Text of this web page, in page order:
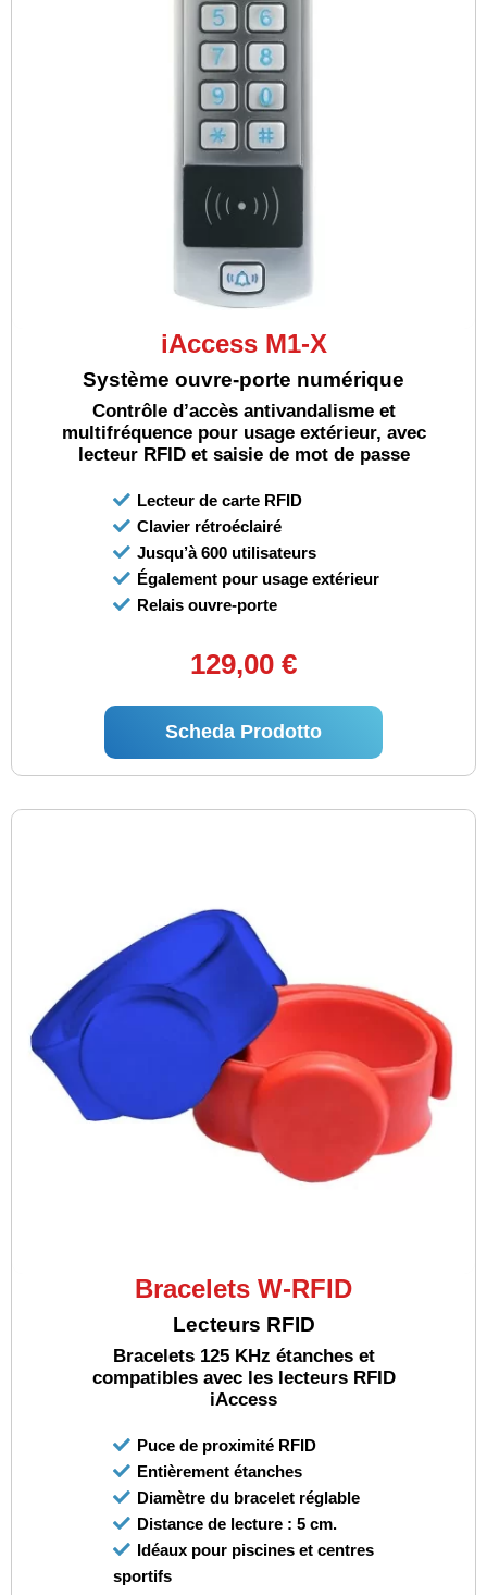
iAccess M1-X
Système ouvre-porte numérique
Contrôle d’accès antivandalisme et
multifréquence pour usage extérieur, avec
lecteur RFID et saisie de mot de passe
Lecteur de carte RFID
Clavier rétroéclairé
Jusqu’à 600 utilisateurs
Également pour usage extérieur
Relais ouvre-porte
129,00 €
Scheda Prodotto
Bracelets W-RFID
Lecteurs RFID
Bracelets 125 KHz étanches et
compatibles avec les lecteurs RFID
iAccess
Puce de proximité RFID
Entièrement étanches
Diamètre du bracelet réglable
Distance de lecture : 5 cm.
Idéaux pour piscines et centres
sportifs